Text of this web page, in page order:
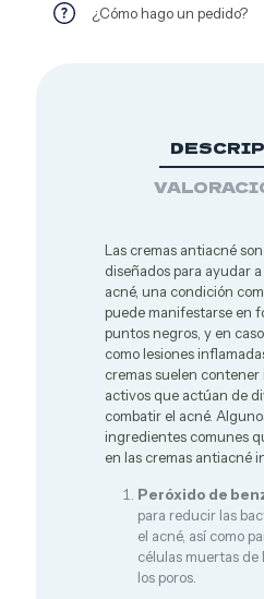
¿Cómo hago un pedido?
Las cremas antiacné
diseñados para ayudar
acné, una condición
puede manifestarse en
puntos negros, y en
como lesiones
cremas suelen
activos que actúan de
combatir el acné.
ingredientes comunes
en las cremas antiacné
Peróxido de
para reducir las
el acné, así como
células muertas de
los poros.